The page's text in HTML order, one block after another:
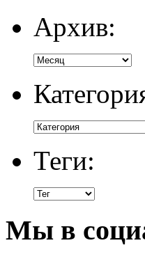
Архив:
Теги:
Мы в